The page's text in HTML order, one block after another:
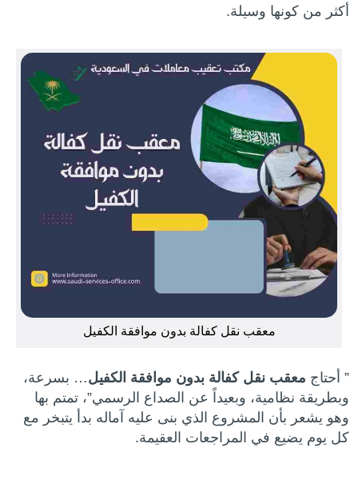
أكثر من كونها وسيلة.
معقب نقل كفالة بدون موافقة الكفيل
” أحتاج معقب نقل كفالة بدون موافقة الكفيل… بسرعة،
وبطريقة نظامية، وبعيداً عن الصداع الرسمي”، تمتم بها
وهو يشعر بأن المشروع الذي بنى عليه آماله بدأ يتبخر مع
كل يوم يضيع في المراجعات العقيمة.